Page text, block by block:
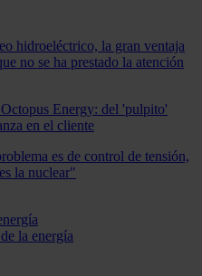
hidroeléctrico, la gran ventaja
no se ha prestado la atención
Energy: del 'pulpito'
en el cliente
es de control de tensión,
la nuclear"